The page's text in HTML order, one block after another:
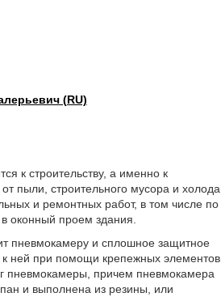
(RU)
к строительству, а именно к
пыли, строительного мусора и холода
и ремонтных работ, в том числе по
оконный проем здания.
пневмокамеру и сплошное защитное
к ней при помощи крепежных элементов
пневмокамеры, причем пневмокамера
и выполнена из резины, или